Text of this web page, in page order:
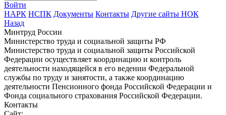
Войти
НАРК НСПК Документы Контакты Другие сайты НОК
Назад
Минтруд России
Министерство труда и социальной защиты РФ
Министерство труда и социальной защиты Российской
Федерации осуществляет координацию и контроль
деятельности находящейся в его ведении Федеральной
службы по труду и занятости, а также координацию
деятельности Пенсионного фонда Российской Федерации и
Фонда социального страхования Российской Федерации.
Контакты